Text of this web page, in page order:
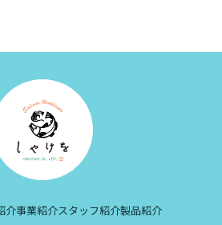
介事業紹介スタッフ紹介製品紹介